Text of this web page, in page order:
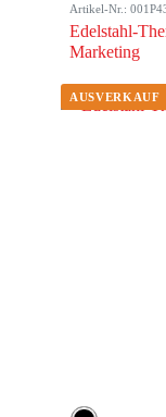
Artikel-Nr.:
Edelstahl-
Marketing